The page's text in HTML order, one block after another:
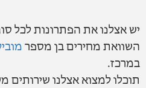
יש אצלנו את הפתרונות לכל
השוואת מחירים בן מספר
במרכז.
תוכלו למצוא אצלנו שירותים